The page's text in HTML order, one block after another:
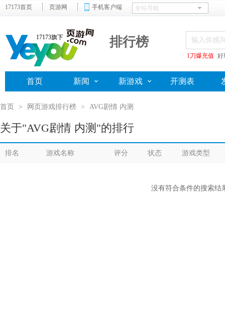
17173首页 页游网 手机客户端
17173旗下 排行榜
1刀爆充值 好
首页 新闻 新游戏 开测表
首页 > 网页游戏排行榜 > AVG剧情 内测
关于"AVG剧情 内测"的排行
排名 游戏名称 评分 状态 游戏类型
没有符合条件的搜索结